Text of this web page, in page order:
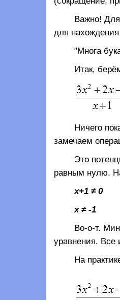
Важно! Для
для
"Многа
Итак, берём
Ничего пока
замечаем
Это
равным нулю.
х+1 ≠ 0
х ≠ -1
Во-о-т. Минус
уравнения. Все
На практике